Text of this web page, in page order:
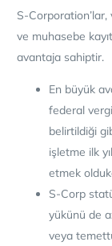
S-
ve muhasebe
avantaja sahiptir.
En büyük
federal
belirtildiği
işletme ilk
etmek
S-Corp
yükünü de
veya